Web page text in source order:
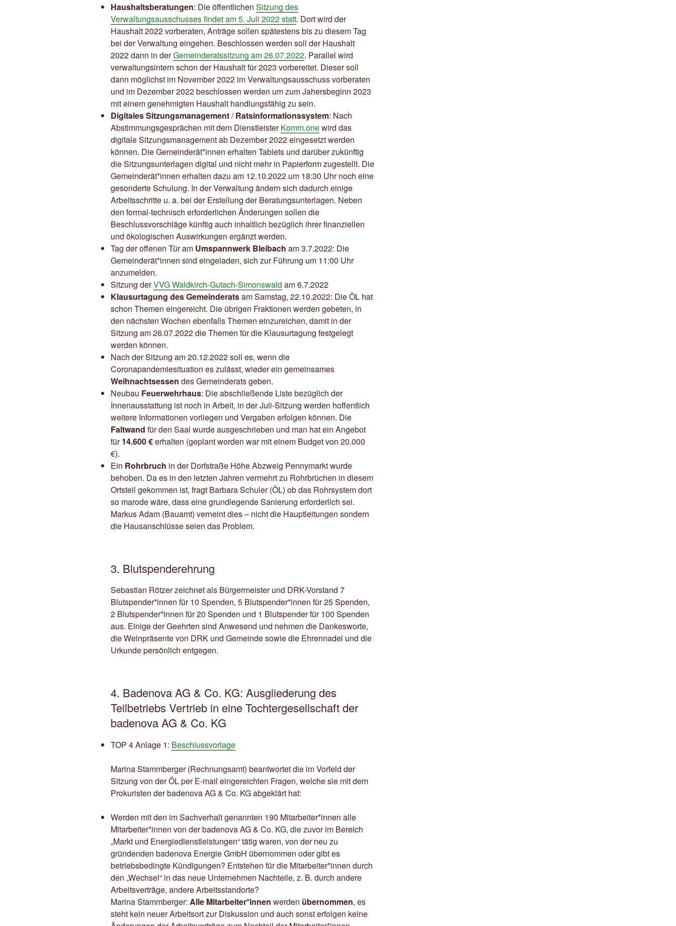
Haushaltsberatungen: Die öffentlichen Sitzung des
Verwaltungsausschusses findet am 5. Juli 2022 statt. Dort wird der
Haushalt 2022 vorberaten, Anträge sollen spätestens bis zu diesem Tag
bei der Verwaltung eingehen. Beschlossen werden soll der Haushalt
2022 dann in derGemeinderatssitzung am 26.07.2022. Parallel wird
verwaltungsintern schon der Haushalt für 2023 vorbereitet. Dieser soll
dann möglichst im November 2022 im Verwaltungsausschuss vorberaten
und im Dezember 2022 beschlossen werden um zum Jahersbeginn 2023
mit einem genehmigten Haushalt handlungsfähig zu sein.
Digitales Sitzungsmanagement/Ratsinformationssystem: Nach
Abstimmungsgesprächen mit dem DienstleisterKomm.onewird das
digitale Sitzungsmanagement ab Dezember 2022 eingesetzt werden
können. Die Gemeinderät*innen erhalten Tablets und darüber zukünftig
die Sitzungsunterlagen digital und nicht mehr in Papierform zugestellt. Die
Gemeinderät*innen erhalten dazu am 12.10.2022 um 18:30 Uhr noch eine
gesonderte Schulung. In der Verwaltung ändern sich dadurch einige
Arbeitsschritte u. a. bei der Erstellung der Beratungsunterlagen. Neben
den formal-technisch erforderlichen Änderungen sollen die
Beschlussvorschläge künftig auch inhaltlich bezüglich ihrer finanziellen
und ökologischen Auswirkungen ergänzt werden.
Tag der offenen Tür am Umspannwerk Bleibach am 3.7.2022: Die
Gemeinderät*innen sind eingeladen, sich zur Führung um 11:00 Uhr
anzumelden.
Sitzung derVVG Waldkirch-Gutach-Simonswald am 6.7.2022
Klausurtagung des Gemeinderatsam Samstag, 22.10.2022: Die ÖL hat
schon Themen eingereicht. Die übrigen Fraktionen werden gebeten, in
den nächsten Wochen ebenfalls Themen einzureichen, damit in der
Sitzung am 26.07.2022 die Themen für die Klausurtagung festgelegt
werden können.
Nach der Sitzung am 20.12.2022 soll es, wenn die
Coronapandemiesituation es zulässt, wieder ein gemeinsames
Weihnachtsessen des Gemeinderats geben.
Neubau Feuerwehrhaus: Die abschließende Liste bezüglich der
Innenausstattung ist noch in Arbeit, in der Juli-Sitzung werden hoffentlich
weitere Informationen vorliegen und Vergaben erfolgen können. Die
Faltwand für den Saal wurde ausgeschrieben und man hat ein Angebot
für14.600 €erhalten (geplant worden war mit einem Budget von 20.000
€).
Ein Rohrbruch in der Dorfstraße Höhe Abzweig Pennymarkt wurde
behoben. Da es in den letzten Jahren vermehrt zu Rohrbrüchen in diesem
Ortsteil gekommen ist, fragt Barbara Schuler (ÖL) ob das Rohrsystem dort
so marode wäre, dass eine grundlegende Sanierung erforderlich sei.
Markus Adam (Bauamt) verneint dies – nicht die Hauptleitungen sondern
die Hausanschlüsse seien das Problem.
3. Blutspenderehrung
Sebastian Rötzer zeichnet als Bürgermeister und DRK-Vorstand 7
Blutspender*innen für 10 Spenden, 5 Blutspender*innen für 25 Spenden,
2 Blutspender*innen für 20 Spenden und 1 Blutspender für 100 Spenden
aus. Einige der Geehrten sind Anwesend und nehmen die Dankesworte,
die Weinpräsente von DRK und Gemeinde sowie die Ehrennadel und die
Urkunde persönlich entgegen.
4. Badenova AG & Co. KG: Ausgliederung des
Teilbetriebs Vertrieb in eine Tochtergesellschaft der
badenova AG & Co. KG
TOP 4 Anlage 1: Beschlussvorlage
Marina Stammberger (Rechnungsamt) beantwortet die im Vorfeld der
Sitzung von der ÖL per E-mail eingereichten Fragen, welche sie mit dem
Prokuristen der badenova AG & Co. KG abgeklärt hat:
Werden mit den im Sachverhalt genannten 190 Mitarbeiter*innen alle
Mitarbeiter*innen von der badenova AG & Co. KG, die zuvor im Bereich
„Markt und Energiedienstleistungen“ tätig waren, von der neu zu
gründenden badenova Energie GmbH übernommen oder gibt es
betriebsbedingte Kündigungen? Entstehen für die Mitarbeiter*innen durch
den „Wechsel“ in das neue Unternehmen Nachteile, z. B. durch andere
Arbeitsverträge, andere Arbeitsstandorte?
Marina Stammberger: Alle Mitarbeiter*innen werden übernommen, es
steht kein neuer Arbeitsort zur Diskussion und auch sonst erfolgen keine